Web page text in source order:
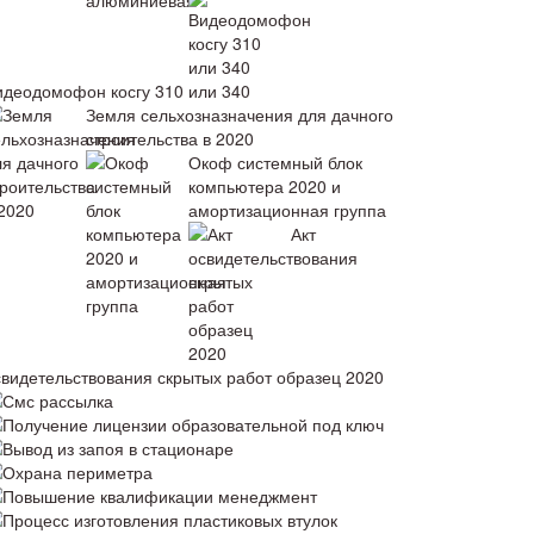
косгу 310 или 340
Земля сельхозназначения для дачного
строительства в 2020
Окоф системный блок
компьютера 2020 и
амортизационная группа
Акт
скрытых работ образец 2020
Смс рассылка
Получение лицензии образовательной под ключ
Вывод из запоя в стационаре
Охрана периметра
Повышение квалификации менеджмент
Процесс изготовления пластиковых втулок